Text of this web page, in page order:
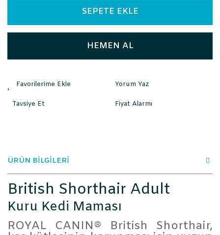
SEPETE EKLE
HEMEN AL
Yorum Yaz
Tavsiye Et Fiyat Alarmı
ÜRÜN BİLGİLERİ
British Shorthair Adult
Kuru Kedi Maması
ROYAL CANIN® British Shorthair,